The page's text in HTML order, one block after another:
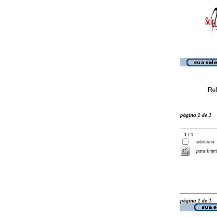
página 1 de 1
1 / 1
seleciona
para
página 1 de 1